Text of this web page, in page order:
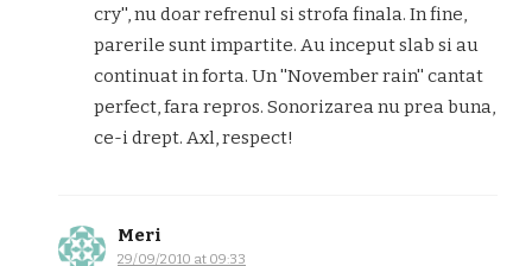
cry'', nu doar refrenul si strofa finala. In fine,
parerile sunt impartite. Au inceput slab si au
continuat in forta. Un ''November rain'' cantat
perfect, fara repros. Sonorizarea nu prea buna,
ce-i drept. Axl, respect!
Meri
29/09/2010 at 09:33